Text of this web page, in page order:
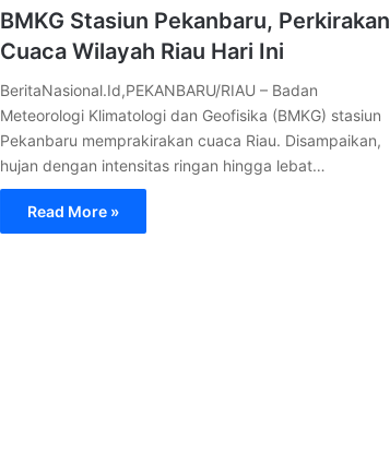
BMKG Stasiun Pekanbaru, Perkirakan
Cuaca Wilayah Riau Hari Ini
BeritaNasional.Id,PEKANBARU/RIAU – Badan
Meteorologi Klimatologi dan Geofisika (BMKG) stasiun
Pekanbaru memprakirakan cuaca Riau. Disampaikan,
hujan dengan intensitas ringan hingga lebat…
Read More »